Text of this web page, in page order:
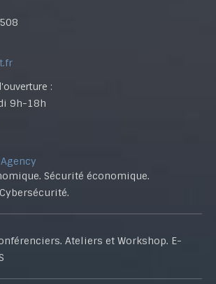
:
9h-18h
Sécurité économique.
Ateliers et Workshop. E-